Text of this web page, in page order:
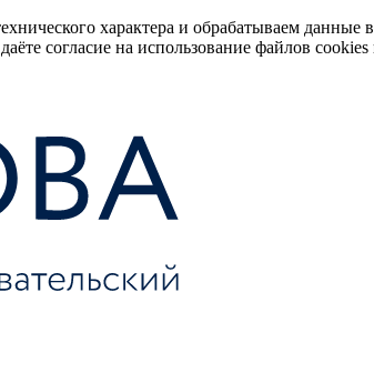
характера и обрабатываем данные
согласие на использование файлов